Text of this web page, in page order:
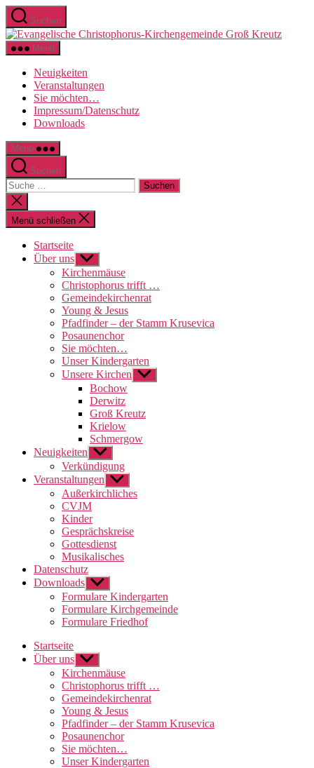
Direkt
zum
Inhalt
wechseln
Suchen
Menü
Neuigkeiten
Veranstaltungen
Sie möchten…
Impressum/Datenschutz
Downloads
Menü
Suchen
Suche
nach:
Suche
schließen
Menü schließen
Startseite
Über uns Untermenü
anzeigen
Kirchenmäuse
Christophorus trifft …
Gemeindekirchenrat
Young & Jesus
Pfadfinder – der Stamm Krusevica
Posaunenchor
Sie möchten…
Unser Kindergarten
Unsere Kirchen Untermenü
anzeigen
Bochow
Derwitz
Groß Kreutz
Krielow
Schmergow
Neuigkeiten Untermenü
anzeigen
Verkündigung
Veranstaltungen Untermenü
anzeigen
Außerkirchliches
CVJM
Kinder
Gesprächskreise
Gottesdienst
Musikalisches
Datenschutz
Downloads Untermenü
anzeigen
Formulare Kindergarten
Formulare Kirchgemeinde
Formulare Friedhof
Startseite
Über uns Untermenü
anzeigen
Kirchenmäuse
Christophorus trifft …
Gemeindekirchenrat
Young & Jesus
Pfadfinder – der Stamm Krusevica
Posaunenchor
Sie möchten…
Unser Kindergarten